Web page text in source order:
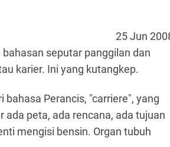
25 Jun
seputar panggilan dan
karier. Ini yang kutangkep.
bahasa Perancis, "carriere", yang
peta, ada rencana, ada tujuan
mengisi bensin. Organ tubuh